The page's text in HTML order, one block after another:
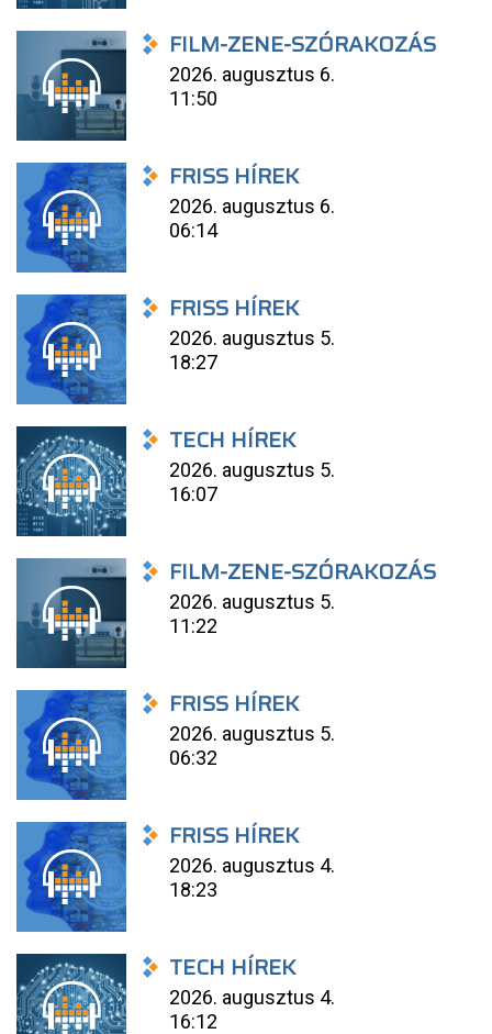
FILM-ZENE-SZÓRAKOZÁS
2026. augusztus 6.
11:50
FRISS HÍREK
2026. augusztus 6.
06:14
FRISS HÍREK
2026. augusztus 5.
18:27
TECH HÍREK
2026. augusztus 5.
16:07
FILM-ZENE-SZÓRAKOZÁS
2026. augusztus 5.
11:22
FRISS HÍREK
2026. augusztus 5.
06:32
FRISS HÍREK
2026. augusztus 4.
18:23
TECH HÍREK
2026. augusztus 4.
16:12